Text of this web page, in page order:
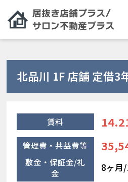
北品川 1F 店舗 定借3
賃料
管理費・共益費等
敷金・保証金/礼
金
8ヶ月